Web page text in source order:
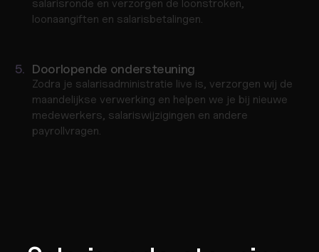
salarisronde en verzorgen de loonstroken,
loonaangiften en salarisbetalingen.
5. Doorlopende ondersteuning
Zodra je salarisadministratie live is, verzorgen wij de
maandelijkse verwerking en helpen we je bij nieuwe
medewerkers, salariswijzigingen en andere
payrollvragen.